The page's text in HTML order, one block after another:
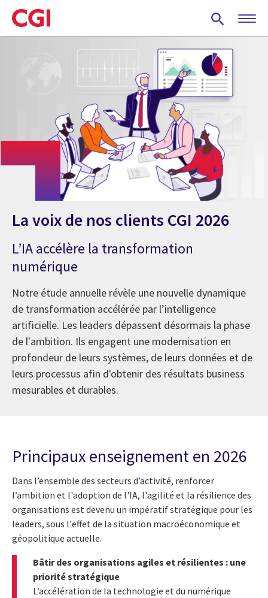
Skip
to
main
La voix de nos clients CGI 2026
L’IA accélère la transformation
numérique
Notre étude annuelle révèle une nouvelle dynamique
de transformation accélérée par l’intelligence
artificielle. Les leaders dépassent désormais la phase
de l'ambition. Ils engagent une modernisation en
profondeur de leurs systèmes, de leurs données et de
leurs processus afin d'obtenir des résultats business
mesurables et durables.
Principaux enseignement en 2026
Dans l’ensemble des secteurs d’activité, renforcer
l’ambition et l'adoption de l'IA, l'agilité et la résilience des
organisations est devenu un impératif stratégique pour les
leaders, sous l'effet de la situation macroéconomique et
géopolitique actuelle.
Bâtir des organisations agiles et résilientes : une
priorité stratégique
L’accélération de la technologie et du numérique